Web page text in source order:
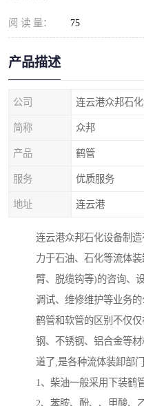
阅 读 量： 75
产品描述
公司 连云港众邦石
简称 众邦
产品 鹤管
服务 优质服务
地址 连云港
连云港众邦石化设备制
力于石油、石化等流体
臂、脱缆钩等)的咨询、
调试、维修维护等业务的
鹤管和软管的区别不仅
钢、不锈钢、铝合金等
道了,是各种流体装卸部
1、柴油一般采用下装鹤
2、苯胺、酚、、甲酸、